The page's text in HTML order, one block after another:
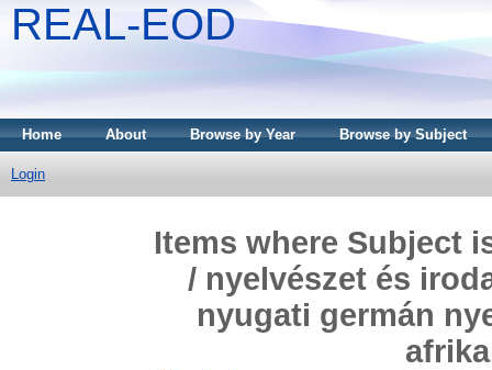
REAL-EOD
Home About Browse by Year Browse by Subject
Login
Items where Subject
/ nyelvészet és
nyugati germán